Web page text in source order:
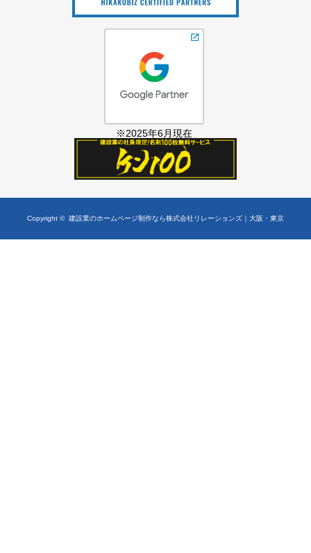
※2025年6月現在
Copyright © 建設業のホームページ制作なら株式会社リレーションズ｜大阪・東京